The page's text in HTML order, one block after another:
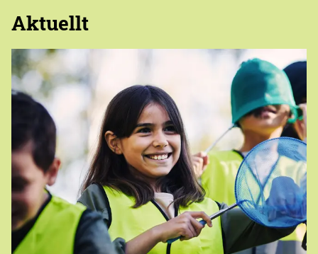
Aktuellt